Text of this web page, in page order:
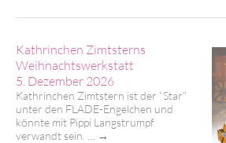
Kathrinchen Zimtsterns
Weihnachtswerkstatt
5. Dezember 2026
Kathrinchen Zimtstern ist der “Star”
unter den FLADE-Engelchen und
könnte mit Pippi Langstrumpf
verwandt sein. …
→